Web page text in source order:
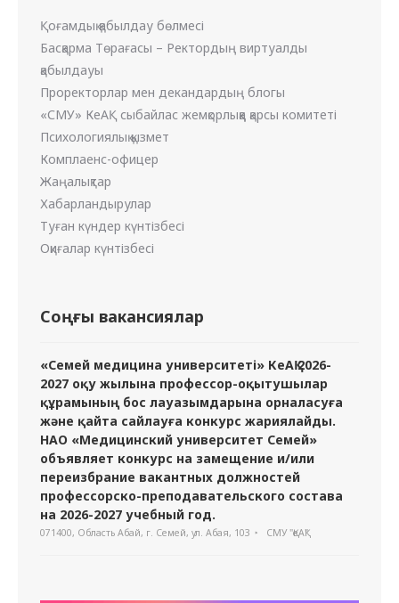
Қоғамдық қабылдау бөлмесі
Басқарма Төрағасы – Ректордың виртуалды
қабылдауы
Проректорлар мен декандардың блогы
«СМУ» КеАҚ сыбайлас жемқорлыққа қарсы комитеті
Психологиялық қызмет
Комплаенс-офицер
Жаңалықтар
Хабарландырулар
Туған күндер күнтізбесі
Оқиғалар күнтізбесі
Соңғы вакансиялар
«Семей медицина университеті» КеАҚ 2026-
2027 оқу жылына профессор-оқытушылар
құрамының бос лауазымдарына орналасуға
және қайта сайлауға конкурс жариялайды.
НАО «Медицинский университет Семей»
объявляет конкурс на замещение и/или
переизбрание вакантных должностей
профессорско-преподавательского состава
на 2026-2027 учебный год.
071400, Область Абай, г. Семей, ул. Абая, 103 СМУ "ҚеАҚ"